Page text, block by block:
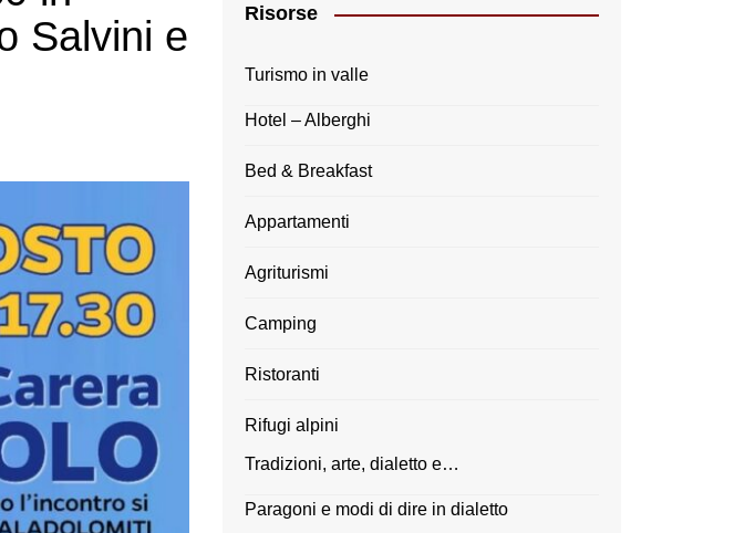
Salvini e
Risorse
Turismo in valle
Hotel – Alberghi
Bed & Breakfast
Appartamenti
Agriturismi
Camping
Ristoranti
Rifugi alpini
Tradizioni, arte, dialetto e…
Paragoni e modi di dire in dialetto